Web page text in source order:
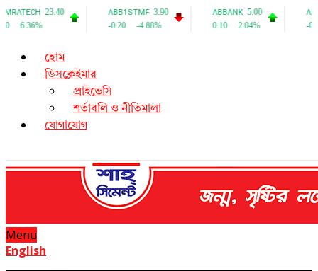
হোম
ডিসক্লেইমার
প্রাইভেসি
শর্তাবলি ও নীতিমালা
যোগাযোগ
Menu
English